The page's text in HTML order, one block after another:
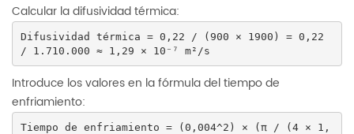
Calcular la difusividad térmica:
Difusividad térmica = 0,22 / (900 × 1900) = 0,22
/ 1.710.000 ≈ 1,29 × 10⁻⁷ m²/s
Introduce los valores en la fórmula del tiempo de
enfriamiento:
Tiempo de enfriamiento = (0,004^2) × (π / (4 × 1,